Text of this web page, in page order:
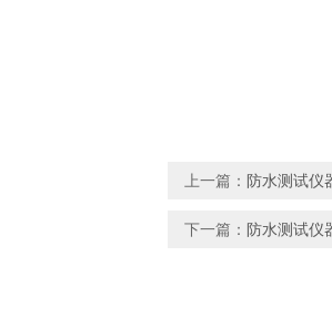
上一篇： 防水测试仪
下一篇： 防水测试仪